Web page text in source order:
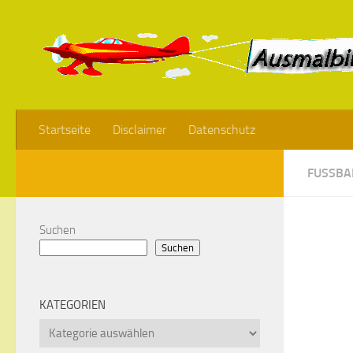
Startseite Disclaimer Datenschutz
Suchen
Suchen
KATEGORIEN
Kategorien